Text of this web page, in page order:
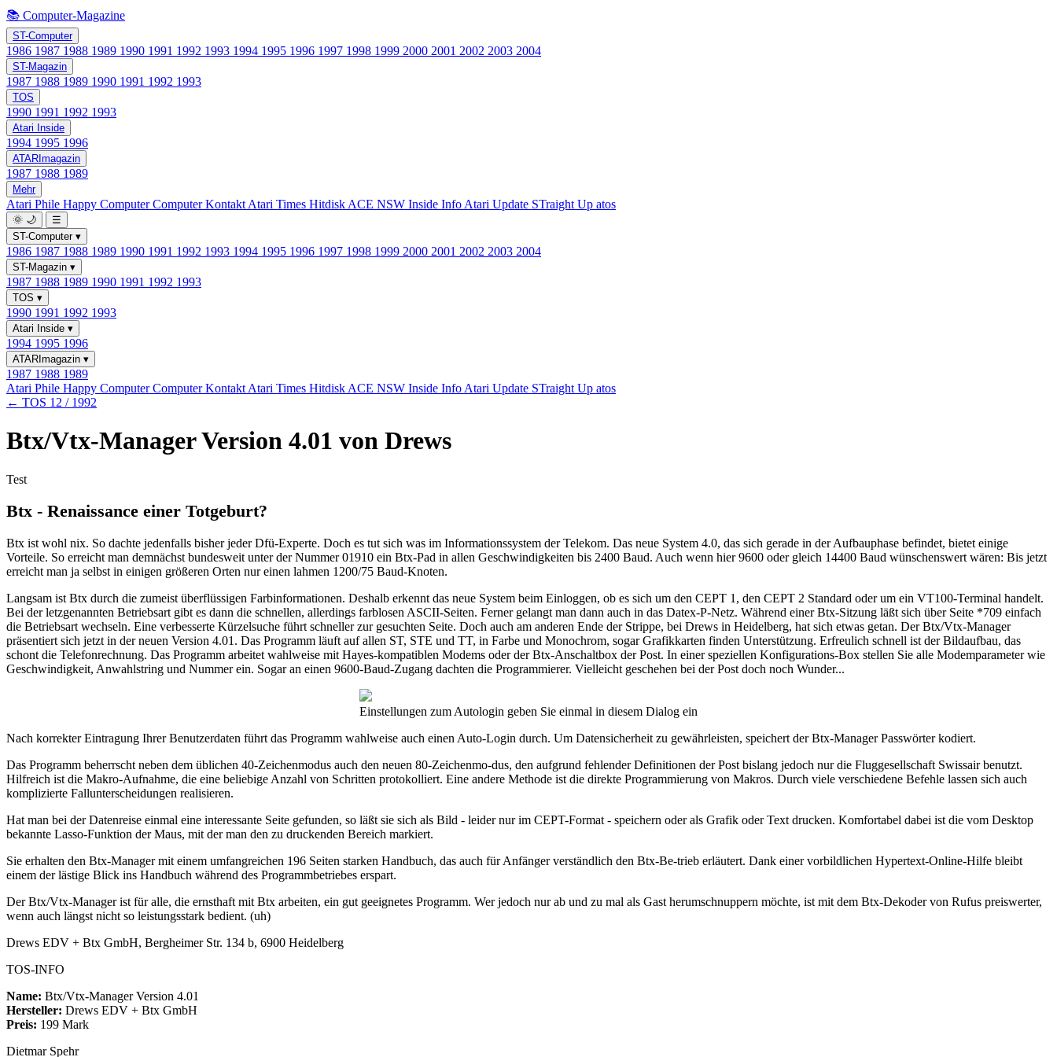
📚 Computer-Magazine
ST-Computer
1986 1987 1988 1989 1990 1991 1992 1993 1994 1995 1996 1997 1998 1999 2000 2001 2002 2003 2004
ST-Magazin
1987 1988 1989 1990 1991 1992 1993
TOS
1990 1991 1992 1993
Atari Inside
1994 1995 1996
ATARImagazin
1987 1988 1989
Mehr
Atari Phile Happy ComputerComputer Kontakt Atari Times Hitdisk ACE NSW Inside Info Atari Update STraight Up atos
🌞 🌙
☰
ST-Computer ▾
1986 1987 1988 1989 1990 1991 1992 1993 1994 1995 1996 1997 1998 1999 2000 2001 2002 2003 2004
ST-Magazin ▾
1987 1988 1989 1990 1991 1992 1993
TOS ▾
1990 1991 1992 1993
Atari Inside ▾
1994 1995 1996
ATARImagazin ▾
1987 1988 1989
Atari Phile Happy ComputerComputer Kontakt Atari Times Hitdisk ACE NSW Inside Info Atari Update STraight Up atos
← TOS 12 / 1992
Btx/Vtx-Manager Version 4.01 von Drews
Test
Btx - Renaissance einer Totgeburt?
Btx ist wohl nix. So dachte jedenfalls bisher jeder Dfü-Experte. Doch es tut sich was im Informationssystem der Telekom. Das neue System 4.0, das sich gerade in der Aufbauphase befindet, bietet einige
Vorteile. So erreicht man demnächst bundesweit unter der Nummer 01910 ein Btx-Pad in allen Geschwindigkeiten bis 2400 Baud. Auch wenn hier 9600 oder gleich 14400 Baud wünschenswert wären: Bis jetzt
erreicht man ja selbst in einigen größeren Orten nur einen lahmen 1200/75 Baud-Knoten.
Langsam ist Btx durch die zumeist überflüssigen Farbinformationen. Deshalb erkennt das neue System beim Einloggen, ob es sich um den CEPT 1, den CEPT 2 Standard oder um ein VT100-Terminal handelt.
Bei der letzgenannten Betriebsart gibt es dann die schnellen, allerdings farblosen ASCII-Seiten. Ferner gelangt man dann auch in das Datex-P-Netz. Während einer Btx-Sitzung läßt sich über Seite *709 einfach
die Betriebsart wechseln. Eine verbesserte Kürzelsuche führt schneller zur gesuchten Seite. Doch auch am anderen Ende der Strippe, bei Drews in Heidelberg, hat sich etwas getan. Der Btx/Vtx-Manager
präsentiert sich jetzt in der neuen Version 4.01. Das Programm läuft auf allen ST, STE und TT, in Farbe und Monochrom, sogar Grafikkarten finden Unterstützung. Erfreulich schnell ist der Bildaufbau, das
schont die Telefonrechnung. Das Programm arbeitet wahlweise mit Hayes-kompatiblen Modems oder der Btx-Anschaltbox der Post. In einer speziellen Konfigurations-Box stellen Sie alle Modemparameter wie
Geschwindigkeit, Anwahlstring und Nummer ein. Sogar an einen 9600-Baud-Zugang dachten die Programmierer. Vielleicht geschehen bei der Post doch noch Wunder...
Einstellungen zum Autologin geben Sie einmal in diesem Dialog ein
Nach korrekter Eintragung Ihrer Benutzerdaten führt das Programm wahlweise auch einen Auto-Login durch. Um Datensicherheit zu gewährleisten, speichert der Btx-Manager Passwörter kodiert.
Das Programm beherrscht neben dem üblichen 40-Zeichenmodus auch den neuen 80-Zeichenmo-dus, den aufgrund fehlender Definitionen der Post bislang jedoch nur die Fluggesellschaft Swissair benutzt.
Hilfreich ist die Makro-Aufnahme, die eine beliebige Anzahl von Schritten protokolliert. Eine andere Methode ist die direkte Programmierung von Makros. Durch viele verschiedene Befehle lassen sich auch
komplizierte Fallunterscheidungen realisieren.
Hat man bei der Datenreise einmal eine interessante Seite gefunden, so läßt sie sich als Bild - leider nur im CEPT-Format - speichern oder als Grafik oder Text drucken. Komfortabel dabei ist die vom Desktop
bekannte Lasso-Funktion der Maus, mit der man den zu druckenden Bereich markiert.
Sie erhalten den Btx-Manager mit einem umfangreichen 196 Seiten starken Handbuch, das auch für Anfänger verständlich den Btx-Be-trieb erläutert. Dank einer vorbildlichen Hypertext-Online-Hilfe bleibt
einem der lästige Blick ins Handbuch während des Programmbetriebes erspart.
Der Btx/Vtx-Manager ist für alle, die ernsthaft mit Btx arbeiten, ein gut geeignetes Programm. Wer jedoch nur ab und zu mal als Gast herumschnuppern möchte, ist mit dem Btx-Dekoder von Rufus preiswerter,
wenn auch längst nicht so leistungsstark bedient. (uh)
Drews EDV + Btx GmbH, Bergheimer Str. 134 b, 6900 Heidelberg
TOS-INFO
Name: Btx/Vtx-Manager Version 4.01
Hersteller: Drews EDV + Btx GmbH
Preis: 199 Mark
Dietmar Spehr